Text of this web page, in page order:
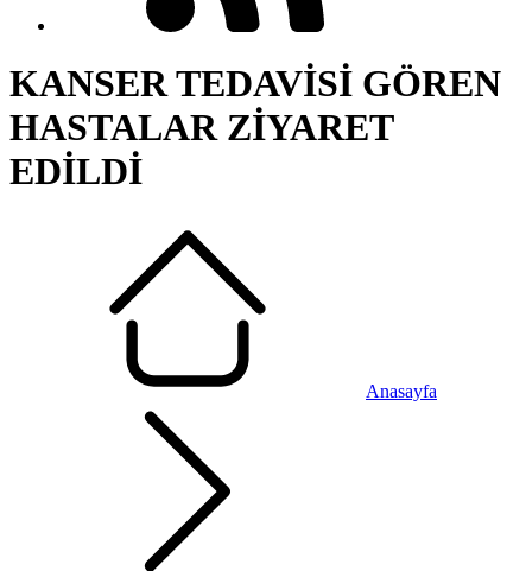
KANSER TEDAVİSİ GÖREN
HASTALAR ZİYARET
EDİLDİ
Anasayfa